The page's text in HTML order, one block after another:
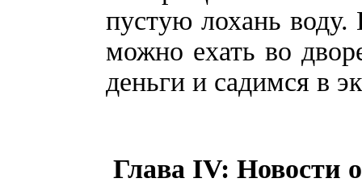
пустую лохань воду.
можно ехать во
деньги и садимся в
Глава IV: Новости